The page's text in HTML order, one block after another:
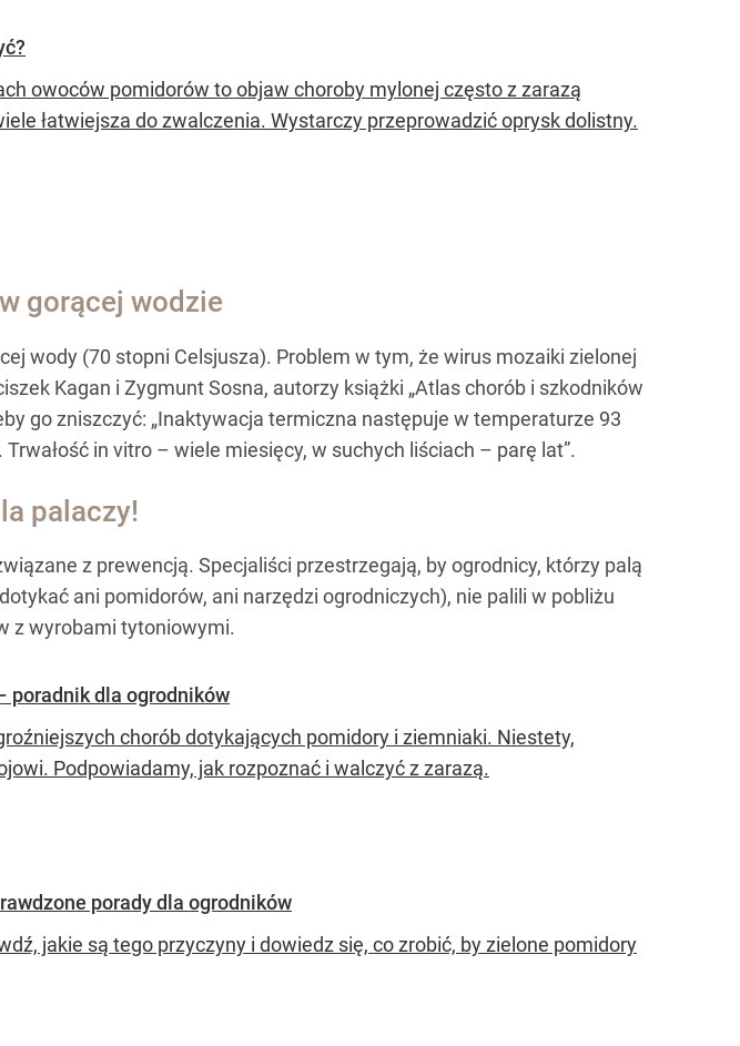
owoców pomidorów to objaw choroby mylonej często z zarazą
łatwiejsza do zwalczenia. Wystarczy przeprowadzić oprysk dolistny.
gorącej wodzie
wody (70 stopni Celsjusza). Problem w tym, że wirus mozaiki zielonej
Kagan i Zygmunt Sosna, autorzy książki „Atlas chorób i szkodników
go zniszczyć: „Inaktywacja termiczna następuje w temperaturze 93
in vitro – wiele miesięcy, w suchych liściach – parę lat”.
palaczy!
z prewencją. Specjaliści przestrzegają, by ogrodnicy, którzy palą
ani pomidorów, ani narzędzi ogrodniczych), nie palili w pobliżu
z wyrobami tytoniowymi.
poradnik dla ogrodników
chorób dotykających pomidory i ziemniaki. Niestety,
Podpowiadamy, jak rozpoznać i walczyć z zarazą.
porady dla ogrodników
jakie są tego przyczyny i dowiedz się, co zrobić, by zielone pomidory